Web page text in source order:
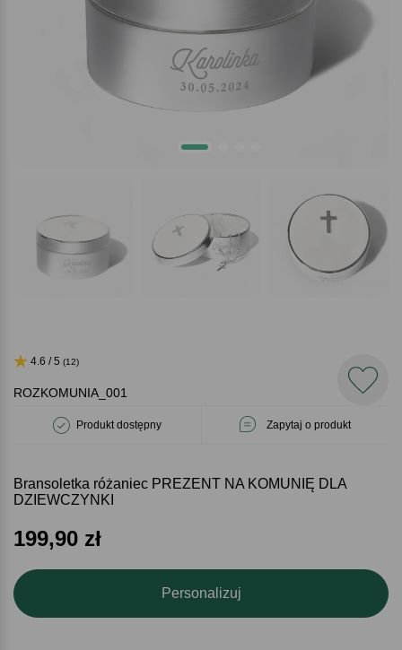
ROZKOMUNIA_001
Produkt dostępny Zapytaj o produkt
4.6 / 5 (12)
Bransoletka różaniec PREZENT NA KOMUNIĘ DLA
DZIEWCZYNKI
199,90 zł
Personalizuj